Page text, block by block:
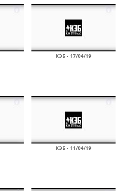
КЭБ - 17/04/19
КЭБ - 11/04/19